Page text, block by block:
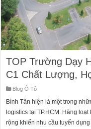
TOP Trường Dạy
C1 Chất Lượng,
Blog Ô Tô
Bình Tân hiện là một trong
logistics tại TP.HCM. Hàng
rộng khiến nhu cầu tuyển